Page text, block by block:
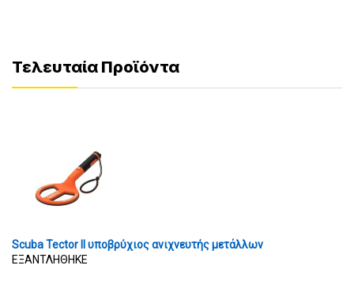
Τελευταία Προϊόντα
Scuba Tector II υποβρύχιος ανιχνευτής μετάλλων
ΕΞΑΝΤΛΗΘΗΚΕ